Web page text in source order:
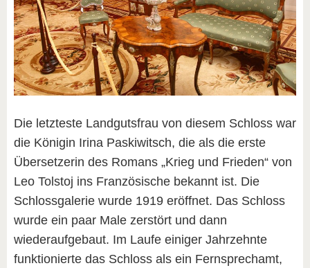
Die letzteste Landgutsfrau von diesem Schloss war
die Königin Irina Paskiwitsch, die als die erste
Übersetzerin des Romans „Krieg und Frieden“ von
Leo Tolstoj ins Französische bekannt ist. Die
Schlossgalerie wurde 1919 eröffnet. Das Schloss
wurde ein paar Male zerstört und dann
wiederaufgebaut. Im Laufe einiger Jahrzehnte
funktionierte das Schloss als ein Fernsprechamt,